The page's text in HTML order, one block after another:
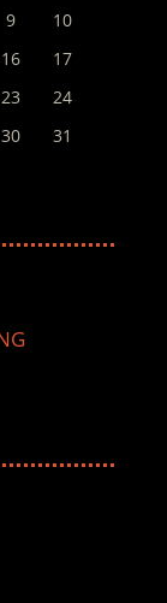
9
10
16
17
23
24
30
31